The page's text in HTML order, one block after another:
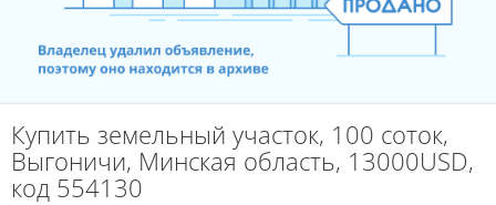
Купить земельный участок, 100 соток,
Выгоничи, Минская область, 13000USD,
код 554130